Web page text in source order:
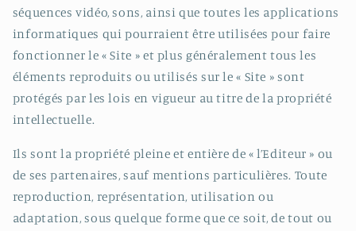
séquences vidéo, sons, ainsi que toutes les applications
informatiques qui pourraient être utilisées pour faire
fonctionner le « Site » et plus généralement tous les
éléments reproduits ou utilisés sur le « Site » sont
protégés par les lois en vigueur au titre de la propriété
intellectuelle.
Ils sont la propriété pleine et entière de « l’Editeur » ou
de ses partenaires, sauf mentions particulières. Toute
reproduction, représentation, utilisation ou
adaptation, sous quelque forme que ce soit, de tout ou